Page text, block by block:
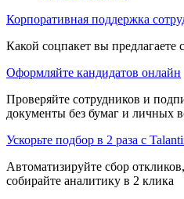
Корпоративная поддержка
Какой соцпакет вы
Оформляйте кандидатов онлайн
Проверяйте сотрудников и
документы без бумаг и личных
Ускорьте подбор в 2 раза с
Автоматизируйте сбор
собирайте аналитику в 2 клика